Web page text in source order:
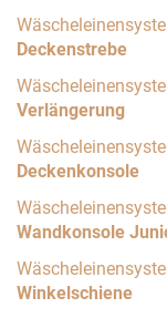
Deckenstrebe
Verlängerung
Deckenkonsole
Wandkonsole
Winkelschiene